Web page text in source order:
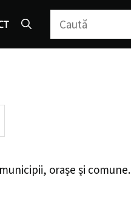
Caută
orașe și comune.